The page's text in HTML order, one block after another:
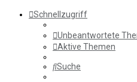
Schnellzugriff
Unbeantwortete
Aktive Themen
Suche